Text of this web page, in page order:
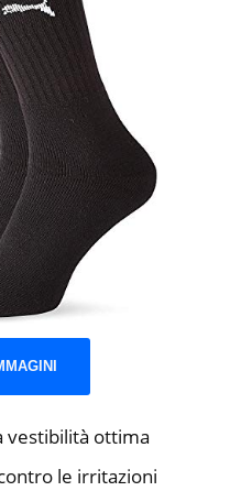
vestibilità ottima
le irritazioni